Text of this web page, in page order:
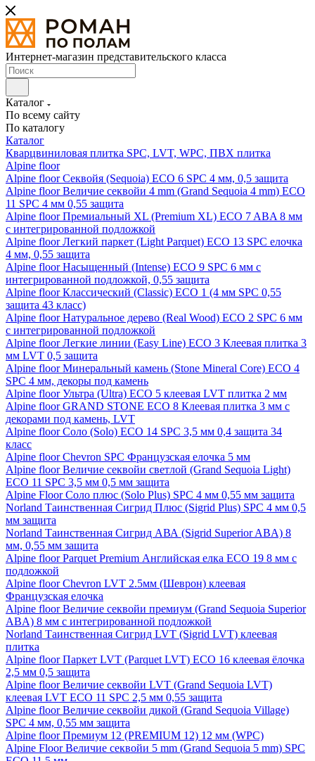
Интернет-магазин представительского класса
Каталог
По всему сайту
По каталогу
Каталог
Кварцвиниловая плитка SPC, LVT, WPC, ПВХ плитка
Alpine floor
Alpine floor Секвойя (Sequoia) ECO 6 SPC 4 мм, 0,5 защита
Alpine floor Величие секвойи 4 mm (Grand Sequoia 4 mm) ECO
11 SPC 4 мм 0,55 защита
Alpine floor Премиальный XL (Premium XL) ECO 7 ABA 8 мм
с интегрированной подложкой
Alpine floor Легкий паркет (Light Parquet) ECO 13 SPC елочка
4 мм, 0,55 защита
Alpine floor Насыщенный (Intense) ECO 9 SPC 6 мм с
интегрированной подложкой, 0,55 защита
Alpine floor Классический (Classic) ECO 1 (4 мм SPC 0,55
защита 43 класс)
Alpine floor Натуральное дерево (Real Wood) ECO 2 SPC 6 мм
с интегрированной подложкой
Alpine floor Легкие линии (Easy Line) ECO 3 Клеевая плитка 3
мм LVT 0,5 защита
Alpine floor Минеральный камень (Stone Mineral Core) ECO 4
SPC 4 мм, декоры под камень
Alpine floor Ультра (Ultra) ECO 5 клеевая LVT плитка 2 мм
Alpine floor GRAND STONE ECO 8 Клеевая плитка 3 мм с
декорами под камень, LVT
Alpine floor Соло (Solo) ECO 14 SPC 3,5 мм 0,4 защита 34
класс
Alpine floor Chevron SPC Французская елочка 5 мм
Alpine floor Величие секвойи светлой (Grand Sequoia Light)
ECO 11 SPC 3,5 мм 0,5 мм защита
Alpine Floor Соло плюс (Solo Plus) SPC 4 мм 0,55 мм защита
Norland Таинственная Сигрид Плюс (Sigrid Plus) SPC 4 мм 0,5
мм защита
Norland Таинственная Сигрид АВА (Sigrid Superior ABA) 8
мм, 0,55 мм защита
Alpine floor Parquet Premium Английская елка ECO 19 8 мм с
подложкой
Alpine floor Chevron LVT 2.5мм (Шеврон) клеевая
Французская елочка
Alpine floor Величие секвойи премиум (Grand Sequoia Superior
ABA) 8 мм с интегрированной подложкой
Norland Таинственная Сигрид LVT (Sigrid LVT) клеевая
плитка
Alpine floor Паркет LVT (Parquet LVT) ECO 16 клеевая ёлочка
2,5 мм 0,5 защита
Alpine floor Величие секвойи LVT (Grand Sequoia LVT)
клеевая LVT ECO 11 SPC 2,5 мм 0,55 защита
Alpine floor Величие секвойи дикой (Grand Sequoia Village)
SPC 4 мм, 0,55 мм защита
Alpine floor Премиум 12 (PREMIUM 12) 12 мм (WPC)
Alpine Floor Величие секвойи 5 mm (Grand Sequoia 5 mm) SPC